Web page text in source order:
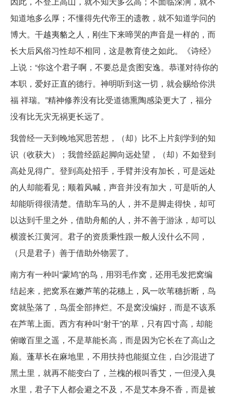
知道地多么厚；不懂得先代帝王的遗教，就不知道学问的
博大。干越夷貉之人，刚生下来啼哭的声音是一样的，而
长大后风俗习性却不相同，这是教育使之如此。《诗经》
上说：“你这个君子啊，不要总是贪图安逸。恭谨对待你的
本职，爱好正直的德行。神明听到这一切，就会赐给你洪
福 祥瑞。”精神修养没有比受道德熏陶感染更大了，福分
没有比无灾无祸更长远了。
我曾经一天到晚地冥思苦想，（却）比不上片刻学到的知
识（收获大）；我曾经踮起脚向远处望，（却）不如登到
高处见得广。登到高处招手，手臂并没有加长，可是远处
的人却能看见；顺着风喊，声音并没有加大，可是听的人
却能听得很清楚。借助车马的人，并不是脚走得快，却可
以达到千里之外，借助舟船的人，并不善于游泳，却可以
横渡长江黄河。君子的资质秉性跟一般人没什么不同，
（只是君子）善于借助外物罢了。
南方有一种叫“蒙鸠”的鸟，用羽毛作窝，还用毛发把窝编
结起来，把窝系在嫩芦苇的花穗上，风一吹苇穗折断，鸟
窝就坠落了，鸟蛋全部摔烂。不是窝没编好，而是不该系
在芦苇上面。西方有种叫“射干”的草，只有四寸高，却能
俯瞰百里之遥，不是草能长高，而是因为它长在了高山之
巅。蓬草长在麻地里，不用扶持也能挺立住，白沙混进了
黑土里，就再不能变白了，兰槐的根叫香艾，一但浸入臭
水里，君子下人都会避之不及，不是艾本身不香，而是被